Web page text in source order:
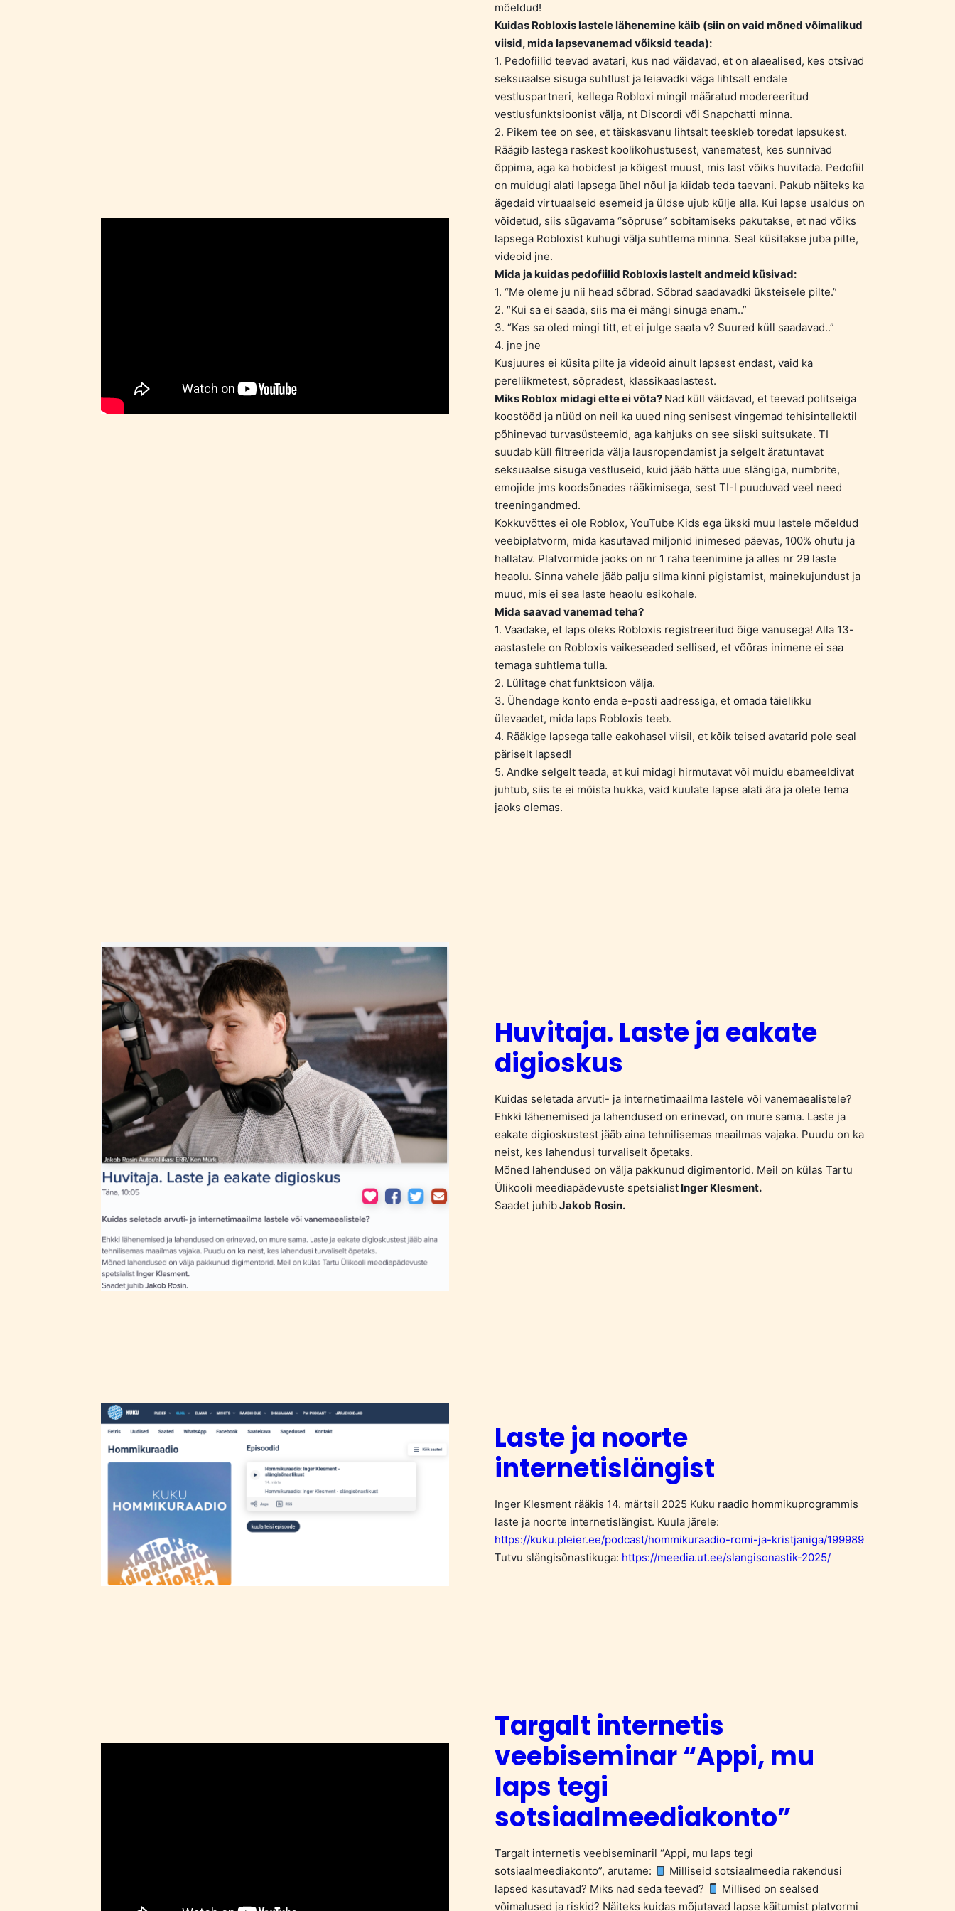
mõeldud!
Kuidas Robloxis lastele lähenemine käib (siin on vaid mõned võimalikud
viisid, mida lapsevanemad võiksid teada):
1. Pedofiilid teevad avatari, kus nad väidavad, et on alaealised, kes otsivad
seksuaalse sisuga suhtlust ja leiavadki väga lihtsalt endale
vestluspartneri, kellega Robloxi mingil määratud modereeritud
vestlusfunktsioonist välja, nt Discordi või Snapchatti minna.
2. Pikem tee on see, et täiskasvanu lihtsalt teeskleb toredat lapsukest.
Räägib lastega raskest koolikohustusest, vanematest, kes sunnivad
õppima, aga ka hobidest ja kõigest muust, mis last võiks huvitada. Pedofiil
on muidugi alati lapsega ühel nõul ja kiidab teda taevani. Pakub näiteks ka
ägedaid virtuaalseid esemeid ja üldse ujub külje alla. Kui lapse usaldus on
võidetud, siis sügavama “sõpruse” sobitamiseks pakutakse, et nad võiks
lapsega Robloxist kuhugi välja suhtlema minna. Seal küsitakse juba pilte,
videoid jne.
Mida ja kuidas pedofiilid Robloxis lastelt andmeid küsivad:
1. “Me oleme ju nii head sõbrad. Sõbrad saadavadki üksteisele pilte.”
2. “Kui sa ei saada, siis ma ei mängi sinuga enam..”
3. “Kas sa oled mingi titt, et ei julge saata v? Suured küll saadavad..”
4. jne jne
Kusjuures ei küsita pilte ja videoid ainult lapsest endast, vaid ka
pereliikmetest, sõpradest, klassikaaslastest.
Miks Roblox midagi ette ei võta? Nad küll väidavad, et teevad politseiga
koostööd ja nüüd on neil ka uued ning senisest vingemad tehisintellektil
põhinevad turvasüsteemid, aga kahjuks on see siiski suitsukate. TI
suudab küll filtreerida välja lausropendamist ja selgelt äratuntavat
seksuaalse sisuga vestluseid, kuid jääb hätta uue slängiga, numbrite,
emojide jms koodsõnades rääkimisega, sest TI-l puuduvad veel need
treeningandmed.
Kokkuvõttes ei ole Roblox, YouTube Kids ega ükski muu lastele mõeldud
veebiplatvorm, mida kasutavad miljonid inimesed päevas, 100% ohutu ja
hallatav. Platvormide jaoks on nr 1 raha teenimine ja alles nr 29 laste
heaolu. Sinna vahele jääb palju silma kinni pigistamist, mainekujundust ja
muud, mis ei sea laste heaolu esikohale.
Mida saavad vanemad teha?
1. Vaadake, et laps oleks Robloxis registreeritud õige vanusega! Alla 13-
aastastele on Robloxis vaikeseaded sellised, et võõras inimene ei saa
temaga suhtlema tulla.
2. Lülitage chat funktsioon välja.
3. Ühendage konto enda e-posti aadressiga, et omada täielikku
ülevaadet, mida laps Robloxis teeb.
4. Rääkige lapsega talle eakohasel viisil, et kõik teised avatarid pole seal
päriselt lapsed!
5. Andke selgelt teada, et kui midagi hirmutavat või muidu ebameeldivat
juhtub, siis te ei mõista hukka, vaid kuulate lapse alati ära ja olete tema
jaoks olemas.
Huvitaja. Laste ja eakate
digioskus
Kuidas seletada arvuti- ja internetimaailma lastele või vanemaealistele?
Ehkki lähenemised ja lahendused on erinevad, on mure sama. Laste ja
eakate digioskustest jääb aina tehnilisemas maailmas vajaka. Puudu on ka
neist, kes lahendusi turvaliselt õpetaks.
Mõned lahendused on välja pakkunud digimentorid. Meil on külas Tartu
Ülikooli meediapädevuste spetsialist Inger Klesment.
Saadet juhibJakob Rosin.
Laste ja noorte
internetislängist
Inger Klesment rääkis 14. märtsil 2025 Kuku raadio hommikuprogrammis
laste ja noorte internetislängist. Kuula järele:
https://kuku.pleier.ee/podcast/hommikuraadio-romi-ja-kristjaniga/199989
Tutvu slängisõnastikuga: https://meedia.ut.ee/slangisonastik-2025/
Targalt internetis
veebiseminar “Appi, mu
laps tegi
sotsiaalmeediakonto”
Targalt internetis veebiseminaril “Appi, mu laps tegi
sotsiaalmeediakonto”, arutame:
Milliseid sotsiaalmeedia rakendusi
lapsed kasutavad? Miks nad seda teevad?
Millised on sealsed
võimalused ja riskid? Näiteks kuidas mõjutavad lapse käitumist platvormi